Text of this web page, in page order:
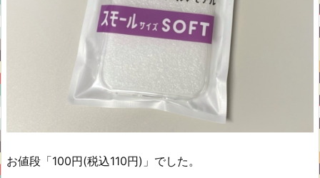
お値段「100円(税込110円)」でした。